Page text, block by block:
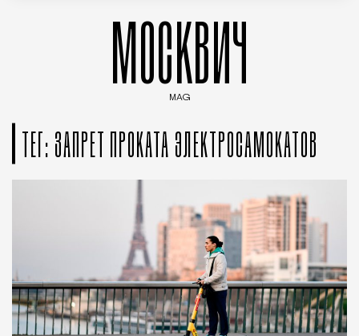
МОСКВИЧ
MAG
ТЕГ: ЗАПРЕТ ПРОКАТА ЭЛЕКТРОСАМОКАТОВ